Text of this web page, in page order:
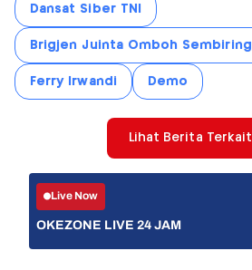
Dansat Siber TNI
Brigjen Juinta Omboh Sembiring
Ferry Irwandi Demo
Lihat Berita Terkait
Live Now
OKEZONE LIVE 24 JAM